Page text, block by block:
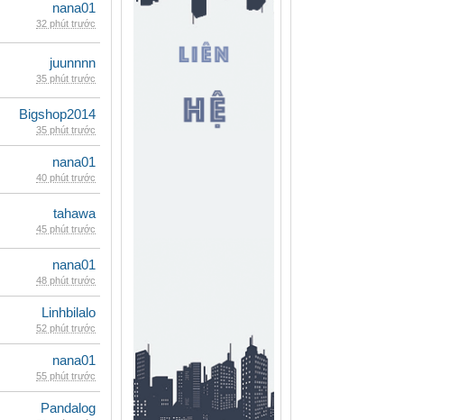
nana01
32 phút trước
juunnnn
35 phút trước
Bigshop2014
35 phút trước
nana01
40 phút trước
tahawa
45 phút trước
nana01
48 phút trước
Linhbilalo
52 phút trước
nana01
55 phút trước
Pandalog